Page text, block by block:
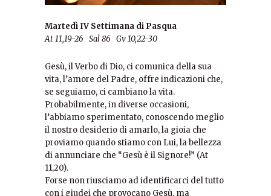
Martedì IV Settimana di Pasqua
At 11,19-26 Sal 86 Gv 10,22-30
Gesù, il Verbo di Dio, ci comunica della sua
vita, l’amore del Padre, offre indicazioni che,
se seguiamo, ci cambiano la vita.
Probabilmente, in diverse occasioni,
l’abbiamo sperimentato, conoscendo meglio
il nostro desiderio di amarlo, la gioia che
proviamo quando stiamo con Lui, la bellezza
di annunciare che “Gesù è il Signore!” (At
11,20).
Forse non riusciamo ad identificarci del tutto
con i giudei che provocano Gesù, ma